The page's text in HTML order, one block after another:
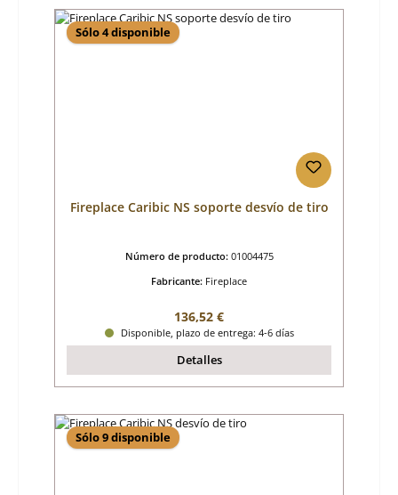
Sólo 4 disponible
Fireplace Caribic NS soporte desvío de tiro
Número de producto: 01004475
Fabricante: Fireplace
Precio normal:
136,52 €
Disponible, plazo de entrega: 4-6 días
Detalles
Sólo 9 disponible